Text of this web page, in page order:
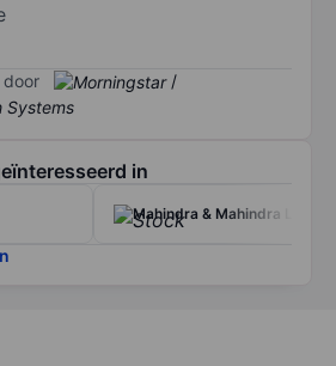
door /
in
Mahindra & Mahindra Ltd